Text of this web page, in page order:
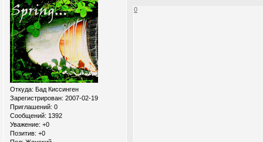
Откуда: Бад Киссинген
Зарегистрирован: 2007-02-19
Приглашений: 0
Сообщений: 1392
Уважение: +0
Позитив: +0
0